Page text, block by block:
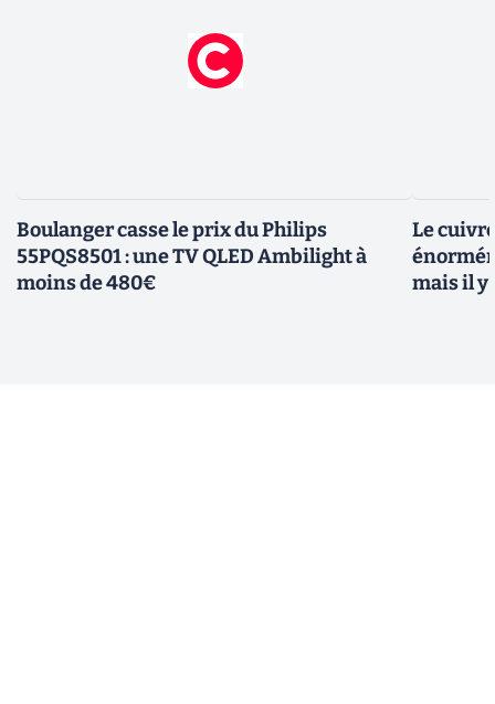
Boulanger casse le prix du Philips
55PQS8501 : une TV QLED Ambilight à
moins de 480€
Le
mais il y